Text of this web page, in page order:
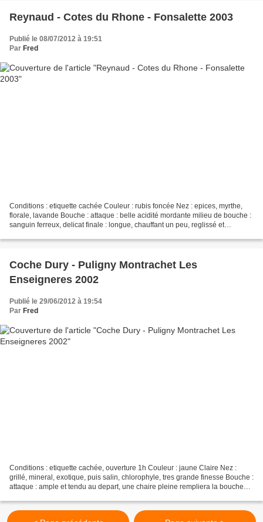
Reynaud - Cotes du Rhone - Fonsalette 2003
Publié le 08/07/2012 à 19:51
Par Fred
Conditions : etiquette cachée Couleur : rubis foncée Nez : epices, myrthe,
florale, lavande Bouche : attaque : belle acidité mordante milieu de bouche :
sanguin ferreux, delicat finale : longue, chauffant un peu, reglissé et
Coche Dury - Puligny Montrachet Les
Enseigneres 2002
Publié le 29/06/2012 à 19:54
Par Fred
Conditions : etiquette cachée, ouverture 1h Couleur : jaune Claire Nez :
grillé, mineral, exotique, puis salin, chlorophyle, tres grande finesse Bouche :
attaque : ample et tendu au depart, une chaire pleine rempliera la bouche